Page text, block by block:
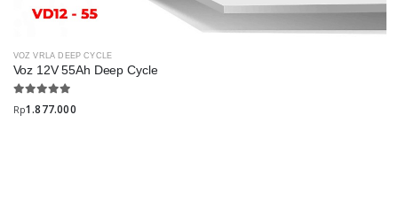
VOZ VRLA DEEP CYCLE
Voz 12V 55Ah Deep Cycle
Rp1.877.000